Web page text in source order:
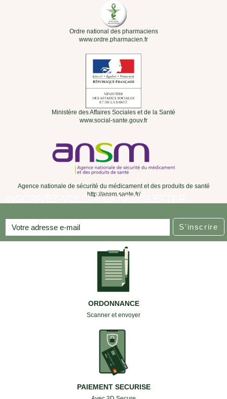
Ordre national des pharmaciens
www.ordre.pharmacien.fr
Ministère des Affaires Sociales et de la Santé
www.social-sante.gouv.fr
Agence nationale de sécurité du médicament et des produits de santé
http://ansm.sante.fr/
INSCRIVEZ-VOUS À LA NEWSLETTER
S'inscrire
ORDONNANCE
Scanner et envoyer
PAIEMENT SECURISE